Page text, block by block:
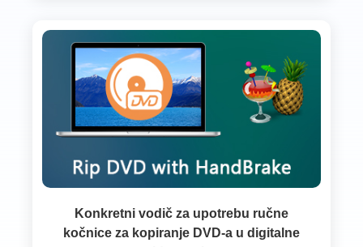
Konkretni vodič za upotrebu ručne
kočnice za kopiranje DVD-a u digitalne